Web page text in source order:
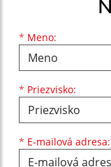
* Meno:
Meno
* Priezvisko:
Priezvisko
* E-mailová adresa:
E-mailová adresa